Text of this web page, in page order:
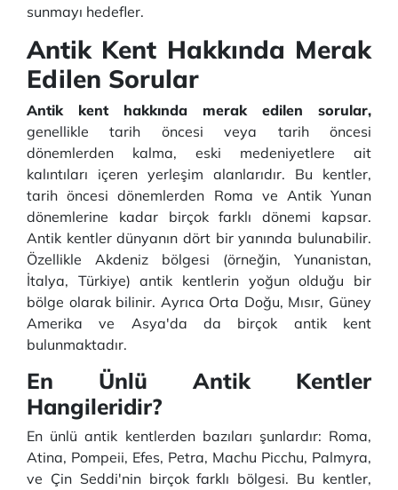
sunmayı hedefler.
Antik Kent Hakkında Merak
Edilen Sorular
Antik kent hakkında merak edilen sorular,
genellikle tarih öncesi veya tarih öncesi
dönemlerden kalma, eski medeniyetlere ait
kalıntıları içeren yerleşim alanlarıdır. Bu kentler,
tarih öncesi dönemlerden Roma ve Antik Yunan
dönemlerine kadar birçok farklı dönemi kapsar.
Antik kentler dünyanın dört bir yanında bulunabilir.
Özellikle Akdeniz bölgesi (örneğin, Yunanistan,
İtalya, Türkiye) antik kentlerin yoğun olduğu bir
bölge olarak bilinir. Ayrıca Orta Doğu, Mısır, Güney
Amerika ve Asya'da da birçok antik kent
bulunmaktadır.
En Ünlü Antik Kentler
Hangileridir?
En ünlü antik kentlerden bazıları şunlardır: Roma,
Atina, Pompeii, Efes, Petra, Machu Picchu, Palmyra,
ve Çin Seddi'nin birçok farklı bölgesi. Bu kentler,